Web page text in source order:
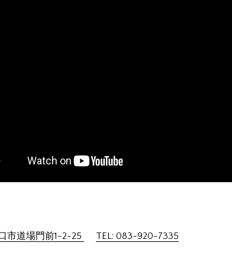
市道場門前1-2-25 TEL: 083-920-7335